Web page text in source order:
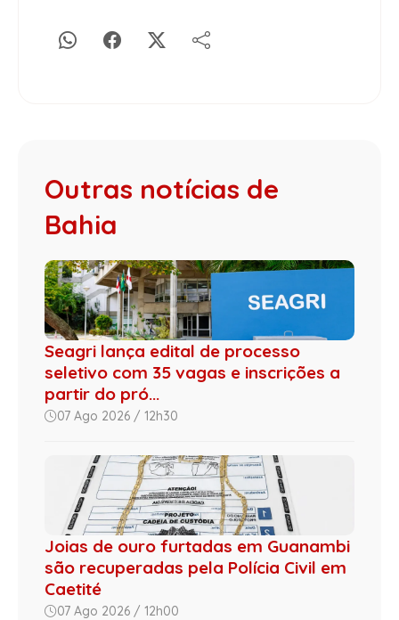
Outras notícias de
Bahia
Seagri lança edital de processo
seletivo com 35 vagas e inscrições a
partir do pró...
07 Ago 2026 / 12h30
Joias de ouro furtadas em Guanambi
são recuperadas pela Polícia Civil em
Caetité
07 Ago 2026 / 12h00